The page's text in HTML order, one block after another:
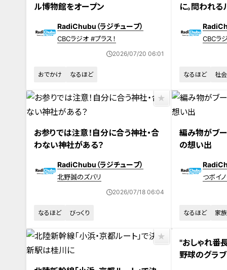
ル博物館をオープン
RadiChubu（ラジチューブ）
CBCラジオ #プラス！
2026/07/20 06:01
おでかけ なるほど
に。問われる
CBCラ
なるほど 社
お参りでは注意！自分に合う神社・合
わない神社がある？
RadiChubu（ラジチューブ）
北野誠のズバリ
2026/07/18 06:04
なるほど びっくり
編み物がブ
の想い出
つボイ
なるほど 家族
"おしゃれ番
野球のグラ